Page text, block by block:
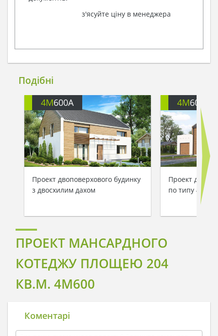
з'ясуйте ціну в менеджера
Подібні
4M600A
Проект двоповерхового будинку
з двосхилим дахом
4M600G
Проект
по типу
ПРОЕКТ МАНСАРДНОГО
КОТЕДЖУ ПЛОЩЕЮ 204
КВ.М. 4M600
Коментарі